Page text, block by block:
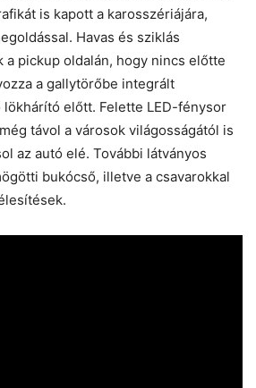
is kapott a karosszériájára,
Havas és sziklás
a pickup oldalán, hogy nincs előtte
a gallytörőbe integrált
előtt. Felette LED-fénysor
távol a városok világosságától is
az autó elé. További látványos
bukócső, illetve a csavarokkal